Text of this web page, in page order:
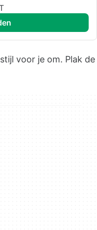
voor je om. Plak de